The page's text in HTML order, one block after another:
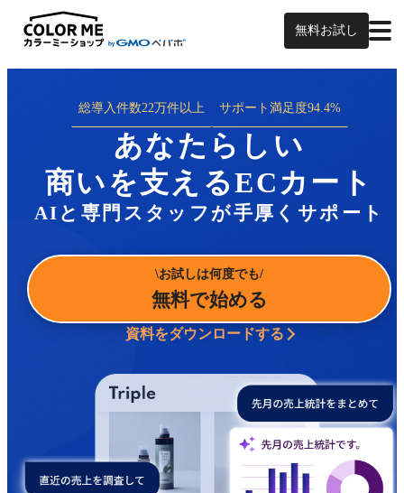
無料お試し
総導入件数22万件以上 サポート満足度94.4%
あなたらしい
商いを支えるECカート
AIと専門スタッフが手厚くサポート
お試しは何度でも
無料で始める
資料をダウンロードする